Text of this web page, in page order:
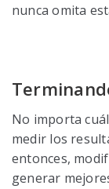
nunca omita
No importa
medir los
entonces,
generar